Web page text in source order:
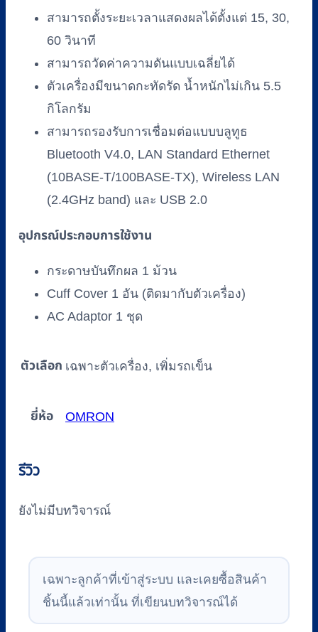
สามารถตั้งระยะเวลาแสดงผลได้ตั้งแต่ 15, 30,
60 วินาที
สามารถวัดค่าความดันแบบเฉลี่ยได้
ตัวเครื่องมีขนาดกะทัดรัด น้ำหนักไม่เกิน 5.5
กิโลกรัม
สามารถรองรับการเชื่อมต่อแบบบลูทูธ
Bluetooth V4.0, LAN Standard Ethernet
(10BASE-T/100BASE-TX), Wireless LAN
(2.4GHz band) และ USB 2.0
อุปกรณ์ประกอบการใช้งาน
กระดาษบันทึกผล 1 ม้วน
Cuff Cover 1 อัน (ติดมากับตัวเครื่อง)
AC Adaptor 1 ชุด
ตัวเลือก เฉพาะตัวเครื่อง, เพิ่มรถเข็น
ยี่ห้อ OMRON
รีวิว
ยังไม่มีบทวิจารณ์
เฉพาะลูกค้าที่เข้าสู่ระบบ และเคยซื้อสินค้า
ชิ้นนี้แล้วเท่านั้น ที่เขียนบทวิจารณ์ได้